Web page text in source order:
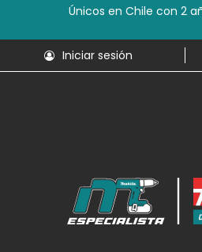
Únicos en Chile con 2
Iniciar sesión